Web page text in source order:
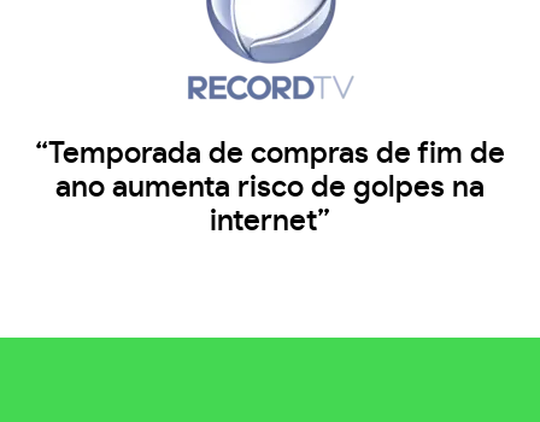
“Temporada de compras de fim de
ano aumenta risco de golpes na
internet”